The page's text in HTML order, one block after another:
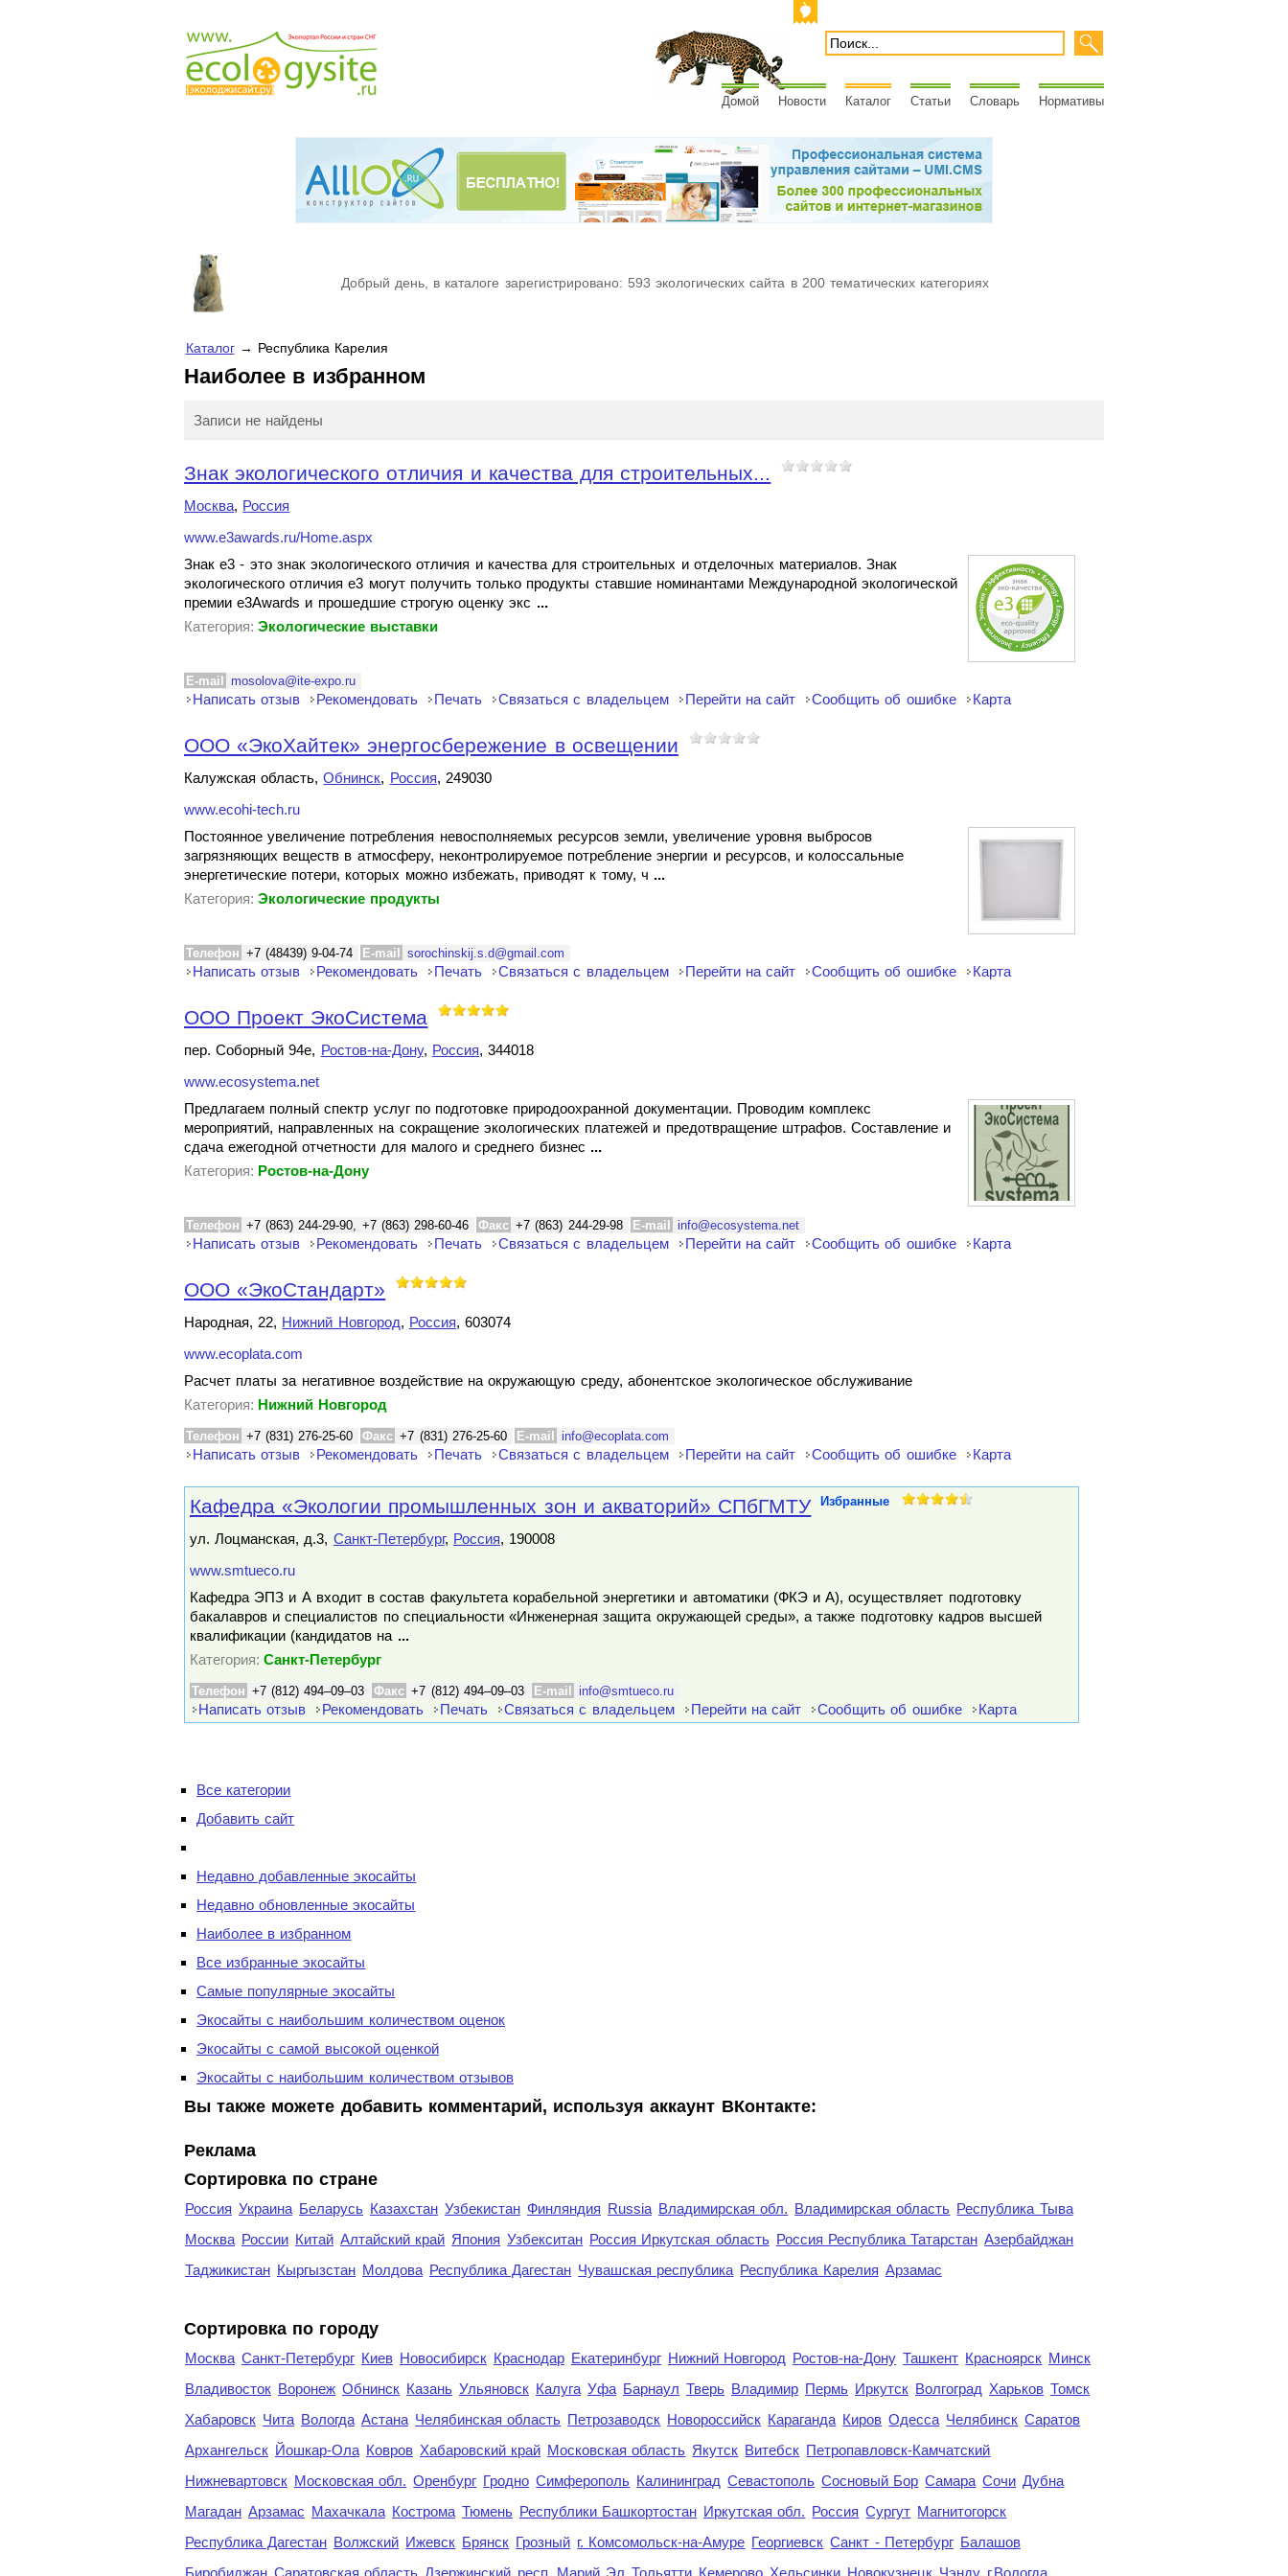
Домой Новости Каталог Статьи Словарь Нормативы
Добрый день, в каталоге зарегистрировано: 593 экологических сайта в 200 тематических категориях
Каталог→ Республика Карелия
Наиболее в избранном
Записи не найдены
Знак экологического отличия и качества для строительных...
Москва, Россия
www.e3awards.ru/Home.aspx
Знак e3 - это знак экологического отличия и качества для строительных и отделочных материалов. Знак
экологического отличия e3 могут получить только продукты ставшие номинантами Международной экологической
премии e3Awards и прошедшие строгую оценку экс ...
Категория: Экологические выставки
E-mail mosolova@ite-expo.ru
Написать отзыв Рекомендовать Печать Связаться с владельцем Перейти на сайт Сообщить об ошибке Карта
ООО «ЭкоХайтек» энергосбережение в освещении
Калужская область,Обнинск, Россия, 249030
www.ecohi-tech.ru
Постоянное увеличение потребления невосполняемых ресурсов земли, увеличение уровня выбросов
загрязняющих веществ в атмосферу, неконтролируемое потребление энергии и ресурсов, и колоссальные
энергетические потери, которых можно избежать, приводят к тому, ч ...
Категория: Экологические продукты
Телефон +7 (48439) 9-04-74 E-mail sorochinskij.s.d@gmail.com
Написать отзыв Рекомендовать Печать Связаться с владельцем Перейти на сайт Сообщить об ошибке Карта
ООО Проект ЭкоСистема
пер. Соборный 94е, Ростов-на-Дону, Россия, 344018
www.ecosystema.net
Предлагаем полный спектр услуг по подготовке природоохранной документации. Проводим комплекс
мероприятий, направленных на сокращение экологических платежей и предотвращение штрафов. Составление и
сдача ежегодной отчетности для малого и среднего бизнес ...
Категория: Ростов-на-Дону
Телефон +7 (863) 244-29-90, +7 (863) 298-60-46 Факс +7 (863) 244-29-98 E-mail info@ecosystema.net
Написать отзыв Рекомендовать Печать Связаться с владельцем Перейти на сайт Сообщить об ошибке Карта
ООО «ЭкоСтандарт»
Народная, 22, Нижний Новгород, Россия, 603074
www.ecoplata.com
Расчет платы за негативное воздействие на окружающую среду, абонентское экологическое обслуживание
Категория: Нижний Новгород
Телефон +7 (831) 276-25-60 Факс +7 (831) 276-25-60 E-mail info@ecoplata.com
Написать отзыв Рекомендовать Печать Связаться с владельцем Перейти на сайт Сообщить об ошибке Карта
Кафедра «Экологии промышленных зон и акваторий» СПбГМТУ Избранные
ул. Лоцманская, д.3, Санкт-Петербург, Россия, 190008
www.smtueco.ru
Кафедра ЭПЗ и А входит в состав факультета корабельной энергетики и автоматики (ФКЭ и А), осуществляет подготовку
бакалавров и специалистов по специальности «Инженерная защита окружающей среды», а также подготовку кадров высшей
квалификации (кандидатов на ...
Категория: Санкт-Петербург
Телефон +7 (812) 494–09–03 Факс +7 (812) 494–09–03 E-mail info@smtueco.ru
Написать отзыв Рекомендовать Печать Связаться с владельцем Перейти на сайт Сообщить об ошибке Карта
Все категории
Добавить сайт
Недавно добавленные экосайты
Недавно обновленные экосайты
Наиболее в избранном
Все избранные экосайты
Самые популярные экосайты
Экосайты с наибольшим количеством оценок
Экосайты с самой высокой оценкой
Экосайты с наибольшим количеством отзывов
Вы также можете добавить комментарий, используя аккаунт ВКонтакте:
Реклама
Сортировка по стране
Россия Украина Беларусь Казахстан Узбекистан Финляндия Russia Владимирская обл. Владимирская область Республика Тыва
Москва России Китай Алтайский край Япония Узбекситан Россия Иркутская область Россия Республика Татарстан Азербайджан
Таджикистан Кыргызстан Молдова Республика Дагестан Чувашская республика Республика Карелия Арзамас
Cортировка по городу
Москва Санкт-Петербург Киев Новосибирск Краснодар Екатеринбург Нижний Новгород Ростов-на-Дону Ташкент Красноярск Минск
Владивосток Воронеж Обнинск Казань Ульяновск Калуга Уфа Барнаул Тверь Владимир Пермь Иркутск Волгоград Харьков Томск
Хабаровск Чита Вологда Астана Челябинская область Петрозаводск Новороссийск Караганда Киров Одесса Челябинск Саратов
Архангельск Йошкар-Ола Ковров Хабаровский край Московская область Якутск Витебск Петропавловск-Камчатский
Нижневартовск Московская обл. Оренбург Гродно Симферополь Калининград Севастополь Сосновый Бор Самара Сочи Дубна
Магадан Арзамас Махачкала Кострома Тюмень Республики Башкортостан Иркутская обл. Россия Сургут Магнитогорск
Республика Дагестан Волжский Ижевск Брянск Грозный г. Комсомольск-на-Амуре Георгиевск Санкт - Петербург Балашов
Биробиджан Саратовская область Дзержинский респ. Марий Эл Тольятти Кемерово Хельсинки Новокузнецк Чэнду г.Вологда